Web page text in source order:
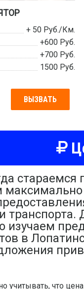
+ 50 Руб./Км.
+600 Руб.
+700 Руб.
1500 Руб.
ВЫЗВАТЬ
стараемся
транспорта.
изучаем
в
учитывать, что